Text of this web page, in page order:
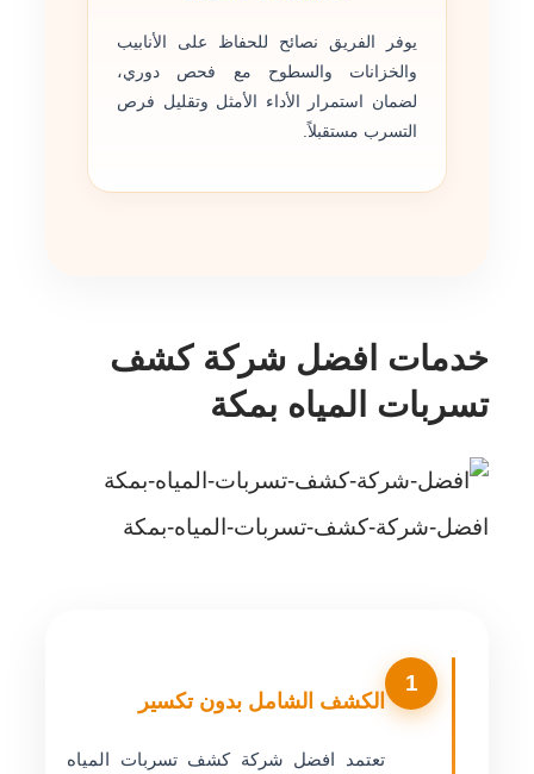
يوفر الفريق نصائح للحفاظ على الأنابيب
والخزانات والسطوح مع فحص دوري،
لضمان استمرار الأداء الأمثل وتقليل فرص
التسرب مستقبلاً.
خدمات افضل شركة كشف
تسربات المياه بمكة
افضل-شركة-كشف-تسربات-المياه-بمكة
الكشف الشامل بدون تكسير
تعتمد افضل شركة كشف تسربات المياه